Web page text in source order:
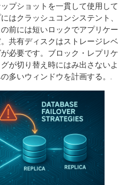
プショットを一貫して使用して
はクラッシュコンシステント、
前には短いロックでアプリケー
共有ディスクはストレージレベ
必要です。ブロック・レプリケ
が切り替え時にはみ出さないよ
多いウィンドウを計画する。.